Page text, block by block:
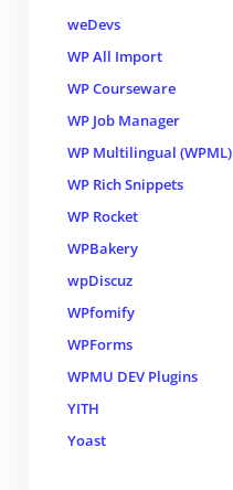
weDevs
WP All Import
WP Courseware
WP Job Manager
WP Multilingual (WPML)
WP Rich Snippets
WP Rocket
WPBakery
wpDiscuz
WPfomify
WPForms
WPMU DEV Plugins
YITH
Yoast